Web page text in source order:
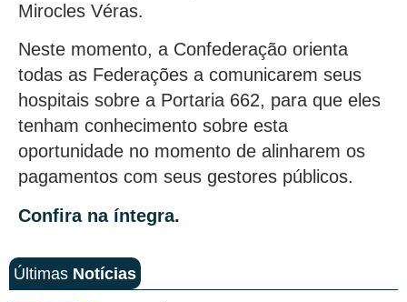
Mirocles Véras.
Neste momento, a Confederação orienta
todas as Federações a comunicarem seus
hospitais sobre a Portaria 662, para que eles
tenham conhecimento sobre esta
oportunidade no momento de alinharem os
pagamentos com seus gestores públicos.
Confira na íntegra.
Últimas Notícias